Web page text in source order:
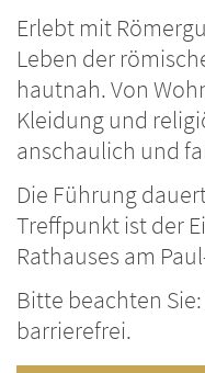
Erlebt mit
Leben der
hautnah. Von
Kleidung und
anschaulich und
Die Führung
Treffpunkt ist der
Rathauses am
Bitte beachten
barrierefrei.